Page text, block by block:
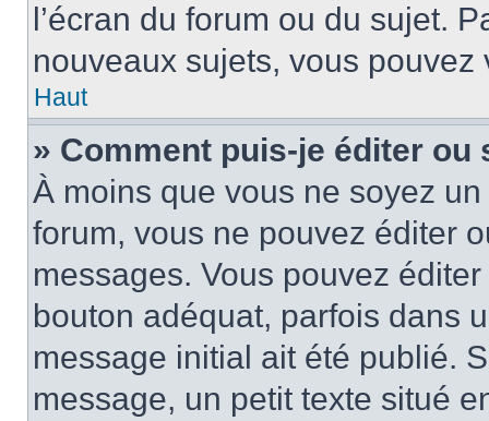
l’écran du forum ou du sujet.
nouveaux sujets, vous
Haut
» Comment puis-je éditer
À moins que vous ne soyez
forum, vous ne pouvez éditer
messages. Vous pouvez
bouton adéquat, parfois dans
message initial ait été publié.
message, un petit texte situé